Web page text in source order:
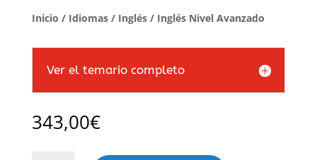
Inicio / Idiomas/ Inglés/ Inglés Nivel Avanzado
Ver el temario completo
343,00€